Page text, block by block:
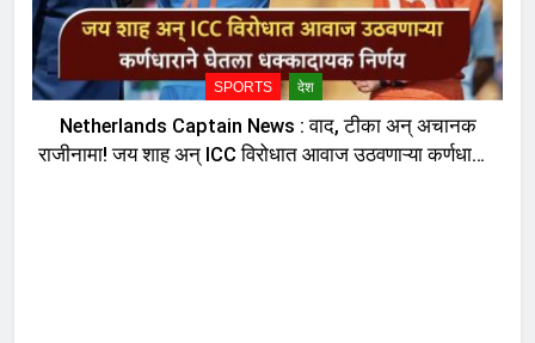
SPORTS देश
Netherlands Captain News : वाद, टीका अन् अचानक
राजीनामा! जय शाह अन् ICC विरोधात आवाज उठवणाऱ्या कर्णधाराने